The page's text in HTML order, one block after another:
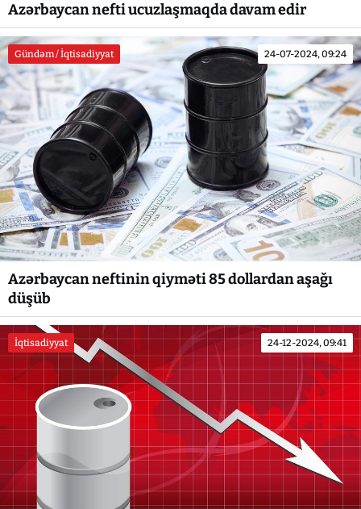
Azərbaycan nefti ucuzlaşmaqda davam edir
Gündəm / İqtisadiyyat 24-07-2024, 09:24
Azərbaycan neftinin qiyməti 85 dollardan aşağı
düşüb
İqtisadiyyat 24-12-2024, 09:41